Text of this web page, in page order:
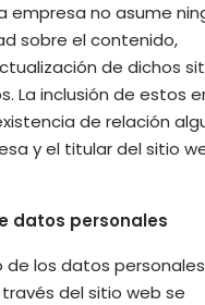
empresa no asume
sobre el contenido,
de dichos
La inclusión de estos
de relación
y el titular del sitio
datos personales
de los datos personales
del sitio web se